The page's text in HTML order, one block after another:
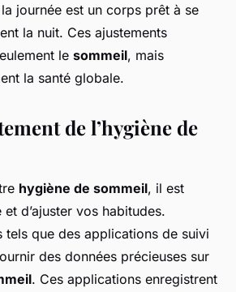
journée est un corps prêt à se
la nuit. Ces ajustements
le sommeil, mais
la santé globale.
de l’hygiène de
hygiène de sommeil, il est
d’ajuster vos habitudes.
tels que des applications de suivi
des données précieuses sur
. Ces applications enregistrent